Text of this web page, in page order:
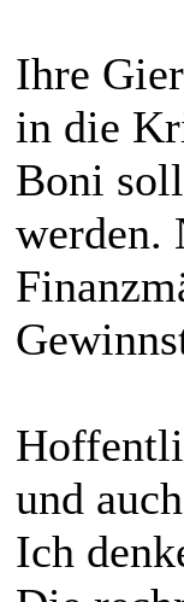
Ihre
in die
Boni
werden.
und
Ich